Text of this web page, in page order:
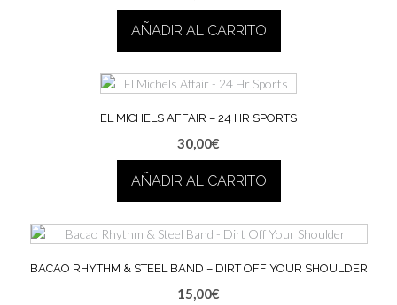
AÑADIR AL CARRITO
EL MICHELS AFFAIR – 24 HR SPORTS
30,00€
AÑADIR AL CARRITO
BACAO RHYTHM & STEEL BAND – DIRT OFF YOUR SHOULDER
15,00€